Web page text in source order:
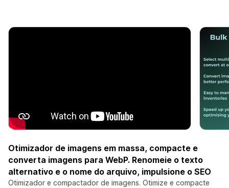
Otimizador de imagens em massa, compacte e
converta imagens para WebP. Renomeie o texto
alternativo e o nome do arquivo, impulsione o SEO
Otimizador e compactador de imagens. Otimize e compacte